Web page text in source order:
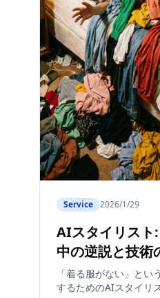
Service 2026/1/29
AIスタイリスト
中の逆説と技術
「着る服がない」と
するためのAIスタイリ